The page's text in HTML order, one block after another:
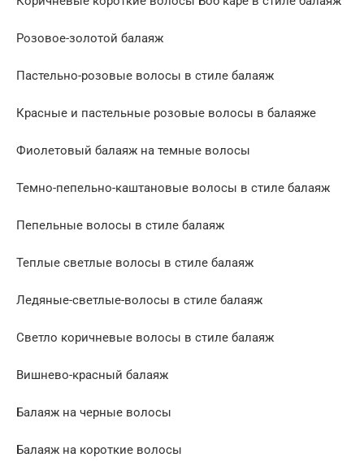
Розовое-золотой балаяж
Пастельно-розовые волосы в стиле балаяж
Красные и пастельные розовые волосы в балаяже
Фиолетовый балаяж на темные волосы
Темно-пепельно-каштановые волосы в стиле балаяж
Пепельные волосы в стиле балаяж
Теплые светлые волосы в стиле балаяж
Ледяные-светлые-волосы в стиле балаяж
Светло коричневые волосы в стиле балаяж
Вишнево-красный балаяж
Балаяж на черные волосы
Балаяж на короткие волосы